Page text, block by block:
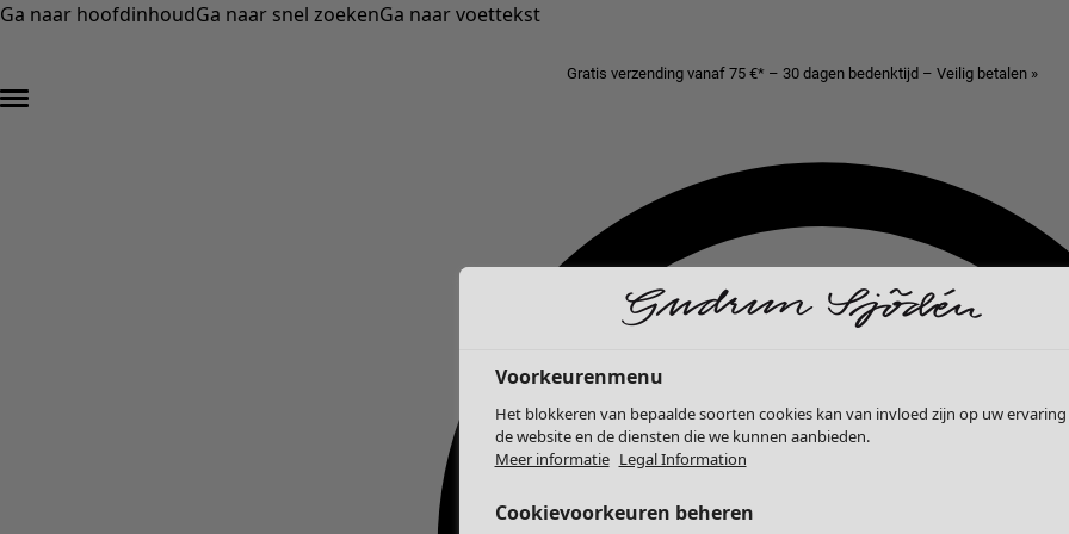
Ga naar hoofdinhoudGa naar snel zoekenGa naar voettekst
Gratis verzending vanaf 75 €* – 30 dagen bedenktijd – Veilig betalen »
Voorkeurenmenu
Het blokkeren van bepaalde soorten cookies kan van invloed zijn op uw
de website en de diensten die we kunnen aanbieden.
Meer informatie Legal Information
Cookievoorkeuren beheren